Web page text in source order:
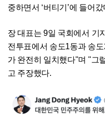
중하면서 ‘버티기’에 들어갔
장 대표는 9일 국회에서 기
전투표에서 송도1동과 송
가 완전히 일치했다"며 "그
고 주장했다.